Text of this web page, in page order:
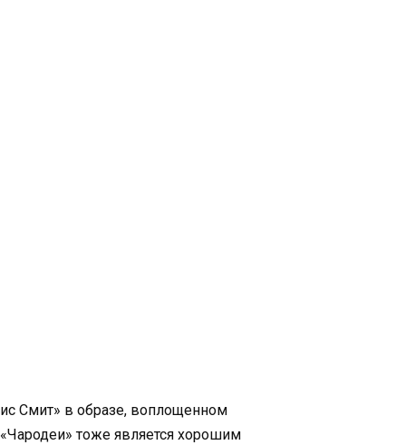
Смит» в образе, воплощенном
тоже является хорошим